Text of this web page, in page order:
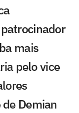
mais
pelo vice
Demian